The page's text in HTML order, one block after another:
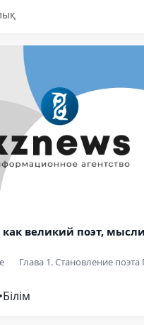
как великий поэт,
Глава 1. Становление поэта
•Білім